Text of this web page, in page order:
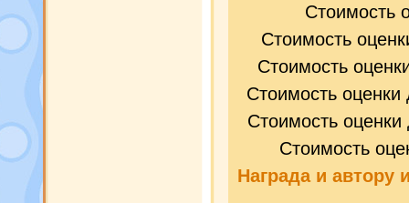
Стоимость
Стоимость
Стоимость
Стоимость
Стоимость
Стоимость
Награда и автору